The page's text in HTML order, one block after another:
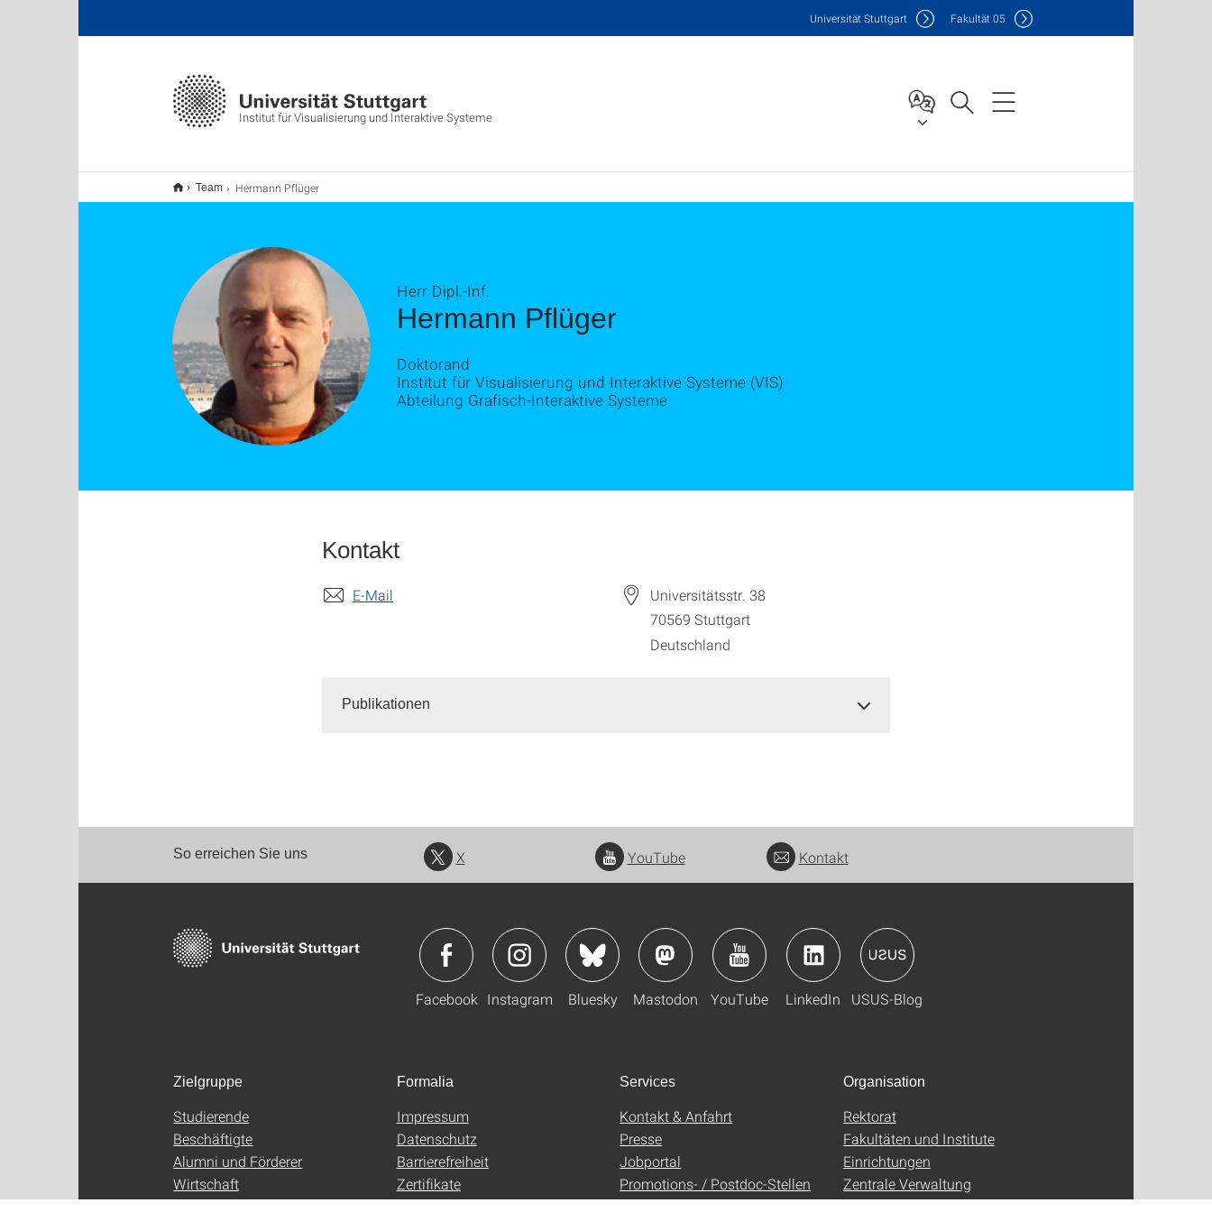
Institut für Visualisierung und Interaktive Systeme
Universität Stuttgart Fakultät05
Team Hermann Pflüger
Hermann Pflüger
Herr Dipl.-Inf.
Doktorand
Institut für Visualisierung und Interaktive Systeme (VIS)
Abteilung Grafisch-Interaktive Systeme
Kontakt
E-Mail
Universitätsstr. 38
70569 Stuttgart
Deutschland
Publikationen
So erreichen Sie uns X YouTube Kontakt
Facebook Instagram Bluesky Mastodon YouTube LinkedIn USUS-Blog
Zielgruppe
Studierende
Beschäftigte
Alumni und Förderer
Wirtschaft
Formalia
Impressum
Datenschutz
Barrierefreiheit
Zertifikate
Services
Kontakt & Anfahrt
Presse
Jobportal
Promotions- / Postdoc-Stellen
Organisation
Rektorat
Fakultäten und Institute
Einrichtungen
Zentrale Verwaltung